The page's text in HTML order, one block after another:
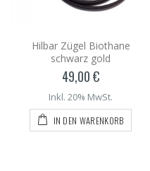
Hilbar Zügel Biothane
schwarz gold
49,00 €
Inkl. 20% MwSt.
IN DEN WARENKORB